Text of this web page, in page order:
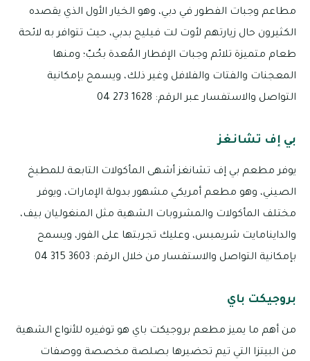
مطاعم وجبات الفطور في دبي، وهو الخيار الأول الذي يقصده
الكثيرون حال زيارتهم لأوت لت فيليج بدبي، حيث تتوافر به لائحة
طعام متميزة تلائم وجبات الإفطار المُعدة بحُبّ؛ ومنها
المعجنات والفتات والفلافل وغير ذلك، ويسمح بإمكانية
التواصل والاستفسار عبر الرقم: 1628 273 04
بي إف تشانغز
يوفر مطعم بي إف تشانغز أشهى المأكولات التابعة للمطبخ
الصيني، وهو مطعم أمريكي مشهور بدولة الإمارات، ويوفر
مختلف المأكولات والمشروبات الشهية مثل المنغوليان بيف،
والداينامايت شريمبس، وعليك تجربتها على الفور، ويسمح
بإمكانية التواصل والاستفسار من خلال الرقم: 3603 315 04
بروجيكت باي
من أهم ما يميز مطعم بروجيكت باي هو توفيره للأنواع الشهية
من البيتزا التي تيم تحضيرها بصلصة مخصصة ووصفات